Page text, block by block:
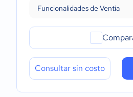
Funcionalidades de Ventia
Consultar sin costo